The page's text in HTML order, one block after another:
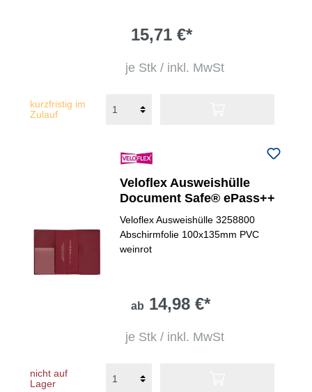
15,71 €*
je Stk / inkl. MwSt
kurzfristig im
Zulauf
Veloflex Ausweishülle
Document Safe® ePass++
Veloflex Ausweishülle 3258800
Abschirmfolie 100x135mm PVC
weinrot
ab 14,98 €*
je Stk / inkl. MwSt
nicht auf
Lager